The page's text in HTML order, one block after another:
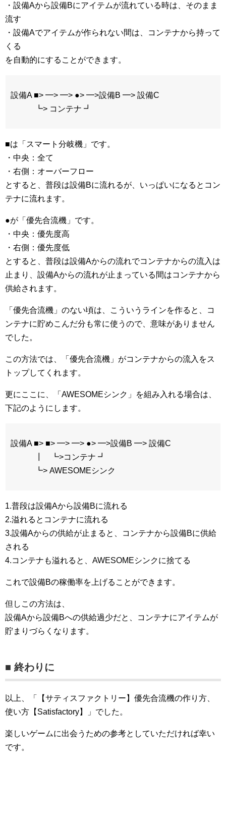
・設備Aから設備Bにアイテムが流れている時は、そのまま
流す
・設備Aでアイテムが作られない間は、コンテナから持って
くる
を自動的にすることができます。
設備A ■> ━> ━> ●> ━>設備B ━> 設備C
┗> コンテナ ┛
■は「スマート分岐機」です。
・中央：全て
・右側：オーバーフロー
とすると、普段は設備Bに流れるが、いっぱいになるとコン
テナに流れます。
●が「優先合流機」です。
・中央：優先度高
・右側：優先度低
とすると、普段は設備Aからの流れでコンテナからの流入は
止まり、設備Aからの流れが止まっている間はコンテナから
供給されます。
「優先合流機」のない頃は、こういうラインを作ると、コ
ンテナに貯めこんだ分も常に使うので、意味がありません
でした。
この方法では、「優先合流機」がコンテナからの流入をス
トップしてくれます。
更にここに、「AWESOMEシンク」を組み入れる場合は、
下記のようにします。
設備A ■> ■> ━> ━> ●> ━>設備B ━> 設備C
┃ ┗>コンテナ ┛
┗> AWESOMEシンク
1.普段は設備Aから設備Bに流れる
2.溢れるとコンテナに流れる
3.設備Aからの供給が止まると、コンテナから設備Bに供給
される
4.コンテナも溢れると、AWESOMEシンクに捨てる
これで設備Bの稼働率を上げることができます。
但しこの方法は、
設備Aから設備Bへの供給過少だと、コンテナにアイテムが
貯まりづらくなります。
■ 終わりに
以上、「【サティスファクトリー】優先合流機の作り方、
使い方【Satisfactory】」でした。
楽しいゲームに出会うための参考としていただければ幸い
です。